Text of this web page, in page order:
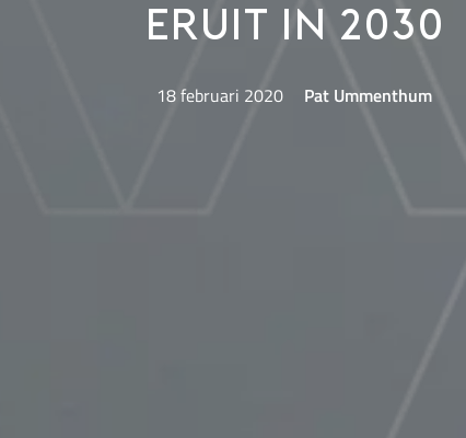
eruit in 2030
18 februari 2020 Pat Ummenthum